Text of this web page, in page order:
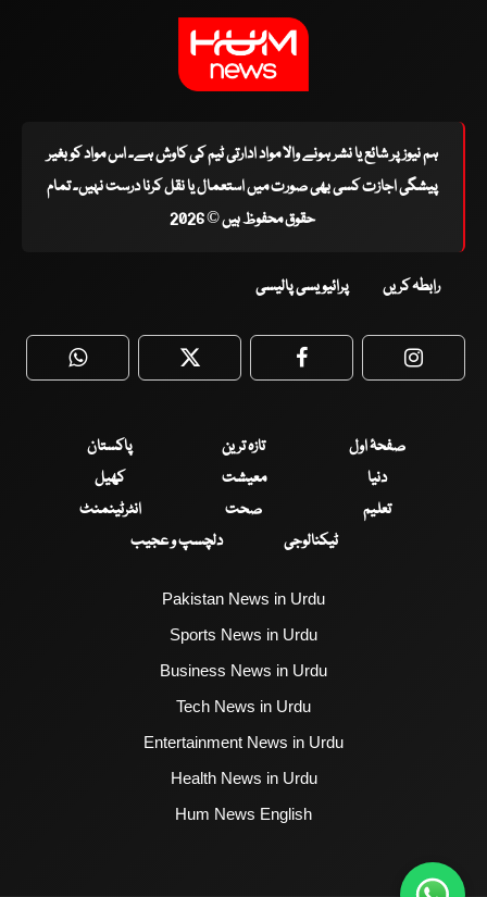
ہم نیوز پر شائع یا نشر ہونے والا مواد ادارتی ٹیم کی کاوش ہے۔ اس مواد کو بغیر
پیشگی اجازت کسی بھی صورت میں استعمال یا نقل کرنا درست نہیں۔ تمام
حقوق محفوظ ہیں © 2026
رابطہ کریں پرائیویسی پالیسی
WhatsApp Twitter Facebook
صفحۂ اول تازہ ترین
پاکستان
دنیا
معیشت
کھیل
تعلیم
صحت
انٹرٹینمنٹ
ٹیکنالوجی
دلچسپ و عجیب
Pakistan News in Urdu
Sports News in Urdu
Business News in Urdu
Tech News in Urdu
Entertainment News in Urdu
Health News in Urdu
Hum News English